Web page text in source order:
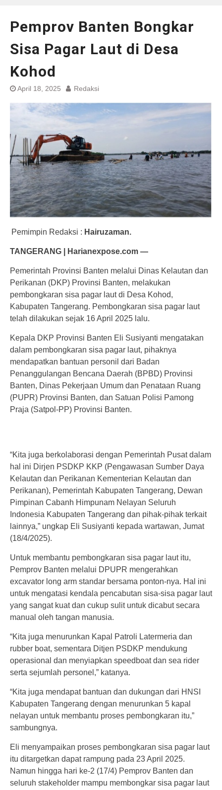
Pemprov Banten Bongkar
Sisa Pagar Laut di Desa
Kohod
April 18, 2025 Redaksi
Pemimpin Redaksi : Hairuzaman.
TANGERANG | Harianexpose.com —
Pemerintah Provinsi Banten melalui Dinas Kelautan dan
Perikanan (DKP) Provinsi Banten, melakukan
pembongkaran sisa pagar laut di Desa Kohod,
Kabupaten Tangerang. Pembongkaran sisa pagar laut
telah dilakukan sejak 16 April 2025 lalu.
Kepala DKP Provinsi Banten Eli Susiyanti mengatakan
dalam pembongkaran sisa pagar laut, pihaknya
mendapatkan bantuan personil dari Badan
Penanggulangan Bencana Daerah (BPBD) Provinsi
Banten, Dinas Pekerjaan Umum dan Penataan Ruang
(PUPR) Provinsi Banten, dan Satuan Polisi Pamong
Praja (Satpol-PP) Provinsi Banten.
“Kita juga berkolaborasi dengan Pemerintah Pusat dalam
hal ini Dirjen PSDKP KKP (Pengawasan Sumber Daya
Kelautan dan Perikanan Kementerian Kelautan dan
Perikanan), Pemerintah Kabupaten Tangerang, Dewan
Pimpinan Cabanh Himpunam Nelayan Seluruh
Indonesia Kabupaten Tangerang dan pihak-pihak terkait
lainnya,” ungkap Eli Susiyanti kepada wartawan, Jumat
(18/4/2025).
Untuk membantu pembongkaran sisa pagar laut itu,
Pemprov Banten melalui DPUPR mengerahkan
excavator long arm standar bersama ponton-nya. Hal ini
untuk mengatasi kendala pencabutan sisa-sisa pagar laut
yang sangat kuat dan cukup sulit untuk dicabut secara
manual oleh tangan manusia.
“Kita juga menurunkan Kapal Patroli Latermeria dan
rubber boat, sementara Ditjen PSDKP mendukung
operasional dan menyiapkan speedboat dan sea rider
serta sejumlah personel,” katanya.
“Kita juga mendapat bantuan dan dukungan dari HNSI
Kabupaten Tangerang dengan menurunkan 5 kapal
nelayan untuk membantu proses pembongkaran itu,”
sambungnya.
Eli menyampaikan proses pembongkaran sisa pagar laut
itu ditargetkan dapat rampung pada 23 April 2025.
Namun hingga hari ke-2 (17/4) Pemprov Banten dan
seluruh stakeholder mampu membongkar sisa pagar laut